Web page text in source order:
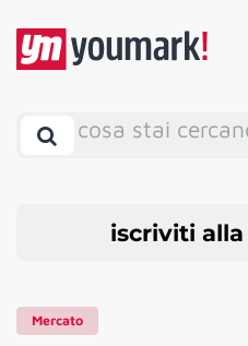
cosa stai
iscriviti
Mercato